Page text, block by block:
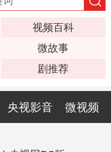
视频百科
微故事
剧推荐
央视影音 微视频